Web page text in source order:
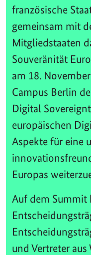
französische
gemeinsam mit
Mitgliedstaaten
Souveränität
am 18.
Campus Berlin
Digital
europäischen
Aspekte für eine
Europas
Auf dem
und Vertreter